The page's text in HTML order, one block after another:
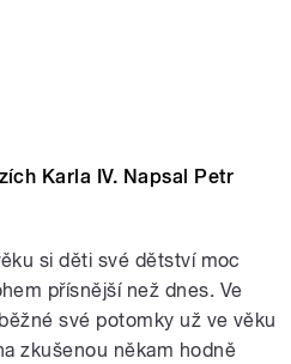
Karla IV. Napsal Petr
si děti své dětství moc
přísnější než dnes. Ve
své potomky už ve věku
zkušenou někam hodně